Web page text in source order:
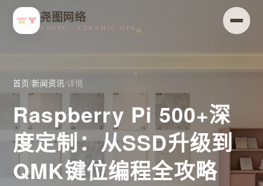
尧图网络
YAOTU · CERAMIC OPS
首页/新闻资讯/详情
Raspberry Pi 500+深
度定制：从SSD升级到
QMK键位编程全攻略